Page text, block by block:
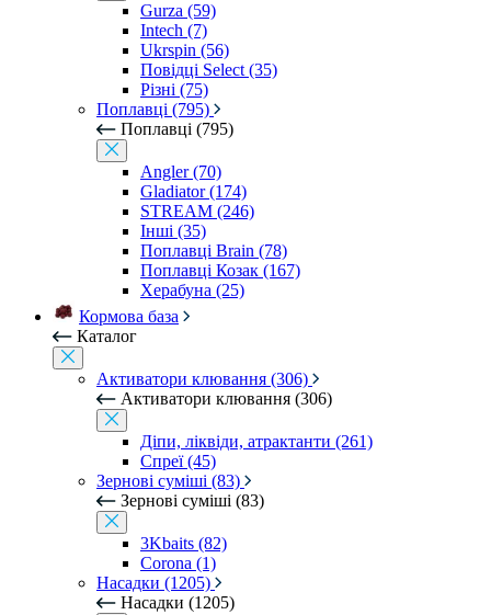
Gurza (59)
Intech (7)
Ukrspin (56)
Повідці Select (35)
Різні (75)
Поплавці (795)
Поплавці (795)
Angler (70)
Gladiator (174)
STREAM (246)
Інші (35)
Поплавці Brain (78)
Поплавці Козак (167)
Херабуна (25)
Кормова база
Каталог
Активатори клювання (306)
Активатори клювання (306)
Діпи, ліквіди, атрактанти (261)
Спреї (45)
Зернові суміші (83)
Зернові суміші (83)
3Kbaits (82)
Corona (1)
Насадки (1205)
Насадки (1205)